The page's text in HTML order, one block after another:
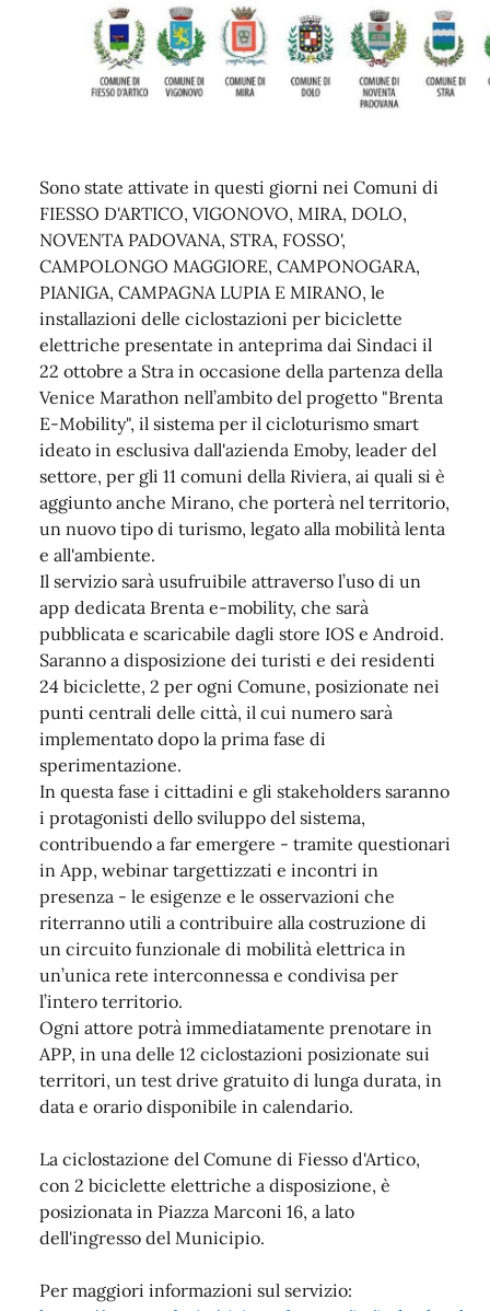
Sono state attivate in questi giorni nei Comuni di
FIESSO D'ARTICO, VIGONOVO, MIRA, DOLO,
NOVENTA PADOVANA, STRA, FOSSO',
CAMPOLONGO MAGGIORE, CAMPONOGARA,
PIANIGA, CAMPAGNA LUPIA E MIRANO, le
installazioni delle ciclostazioni per biciclette
elettriche presentate in anteprima dai Sindaci il
22 ottobre a Stra in occasione della partenza della
Venice Marathon nell’ambito del progetto "Brenta
E-Mobility", il sistema per il cicloturismo smart
ideato in esclusiva dall'azienda Emoby, leader del
settore, per gli 11 comuni della Riviera, ai quali si è
aggiunto anche Mirano, che porterà nel territorio,
un nuovo tipo di turismo, legato alla mobilità lenta
e all'ambiente.
Il servizio sarà usufruibile attraverso l’uso di un
app dedicata Brenta e-mobility, che sarà
pubblicata e scaricabile dagli store IOS e Android.
Saranno a disposizione dei turisti e dei residenti
24 biciclette, 2 per ogni Comune, posizionate nei
punti centrali delle città, il cui numero sarà
implementato dopo la prima fase di
sperimentazione.
In questa fase i cittadini e gli stakeholders saranno
i protagonisti dello sviluppo del sistema,
contribuendo a far emergere - tramite questionari
in App, webinar targettizzati e incontri in
presenza - le esigenze e le osservazioni che
riterranno utili a contribuire alla costruzione di
un circuito funzionale di mobilità elettrica in
un’unica rete interconnessa e condivisa per
l’intero territorio.
Ogni attore potrà immediatamente prenotare in
APP, in una delle 12 ciclostazioni posizionate sui
territori, un test drive gratuito di lunga durata, in
data e orario disponibile in calendario.
La ciclostazione del Comune di Fiesso d'Artico,
con 2 biciclette elettriche a disposizione, è
posizionata in Piazza Marconi 16, a lato
dell'ingresso del Municipio.
Per maggiori informazioni sul servizio: